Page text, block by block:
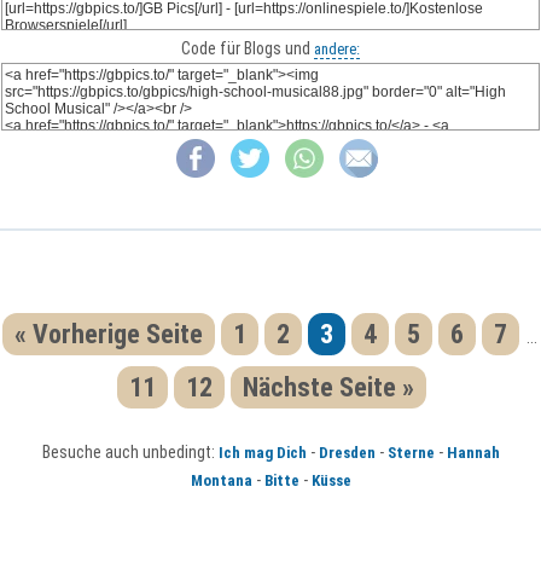
Code für Blogs und andere:
« Vorherige Seite 1 2 3 4 5 6 7
11 12 Nächste Seite »
Besuche auch unbedingt: Ich mag Dich - Dresden - Sterne - Hannah
Montana - Bitte - Küsse